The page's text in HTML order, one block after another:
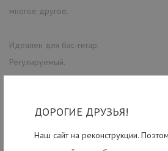
ДОРОГИЕ ДРУЗЬЯ!
Наш сайт на реконструкции.
многое другое.
Идеален для бас-гитар.
Регулируемый.
Обеспечивает максимальный комфорт
Высокая прочность